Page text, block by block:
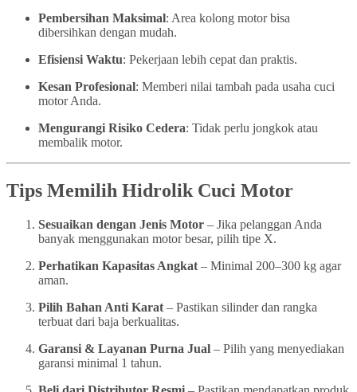
Pembersihan Maksimal: Area kolong motor bisa
dibersihkan dengan mudah.
Efisiensi Waktu: Pekerjaan lebih cepat dan praktis.
Kesan Profesional: Memberi nilai tambah pada usaha cuci
motor Anda.
Mengurangi Risiko Cedera: Tidak perlu jongkok atau
membalik motor.
Tips Memilih Hidrolik Cuci Motor
Sesuaikan dengan Jenis Motor – Jika pelanggan Anda
banyak menggunakan motor besar, pilih tipe X.
Perhatikan Kapasitas Angkat – Minimal 200–300 kg agar
aman.
Pilih Bahan Anti Karat – Pastikan silinder dan rangka
terbuat dari baja berkualitas.
Garansi & Layanan Purna Jual – Pilih yang menyediakan
garansi minimal 1 tahun.